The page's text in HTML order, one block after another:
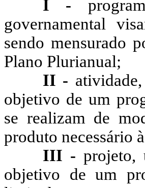
I -
governamental
sendo mensurado
Plano Plurianual;
II -
objetivo de um
se realizam de
produto necessário
III -projeto,
objetivo de um